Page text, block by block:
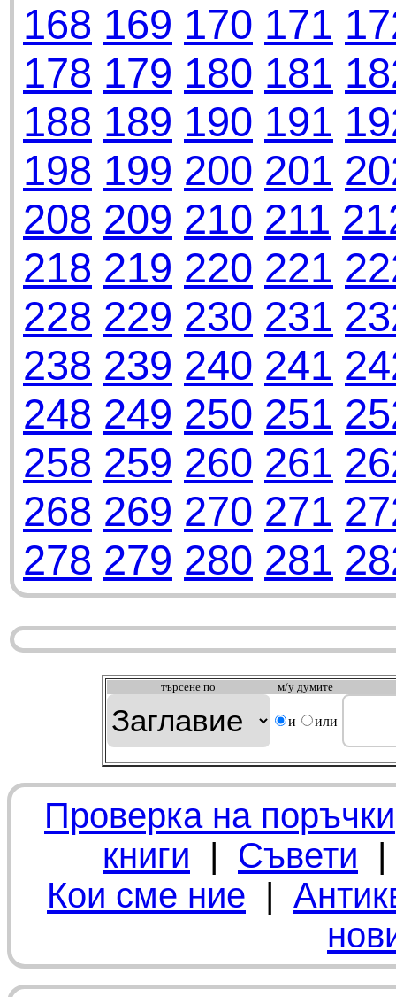
168 169 170 171
178 179 180 181
188 189 190 191
198 199 200 201
208 209 210 211
218 219 220 221
228 229 230 231
238 239 240 241
248 249 250 251
258 259 260 261
268 269 270 271
278 279 280 281
търсeне по м/у думите
и или
Проверка на поръчки
книги | Съвети
Кои сме ние |